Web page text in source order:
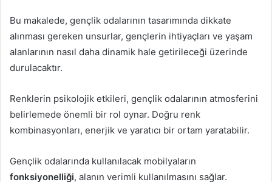
Bu makalede, gençlik odalarının tasarımında dikkate
alınması gereken unsurlar, gençlerin ihtiyaçları ve yaşam
alanlarının nasıl daha dinamik hale getirileceği üzerinde
durulacaktır.
Renklerin psikolojik etkileri, gençlik odalarının atmosferini
belirlemede önemli bir rol oynar. Doğru renk
kombinasyonları, enerjik ve yaratıcı bir ortam yaratabilir.
Gençlik odalarında kullanılacak mobilyaların
fonksiyonelliği, alanın verimli kullanılmasını sağlar.